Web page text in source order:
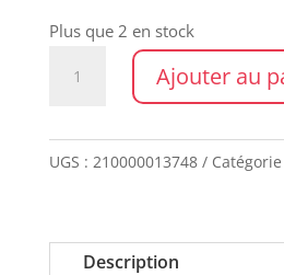
Plus que 2 en stock
TU
ANS
Ajouter au
UGS : 210000013748
Description